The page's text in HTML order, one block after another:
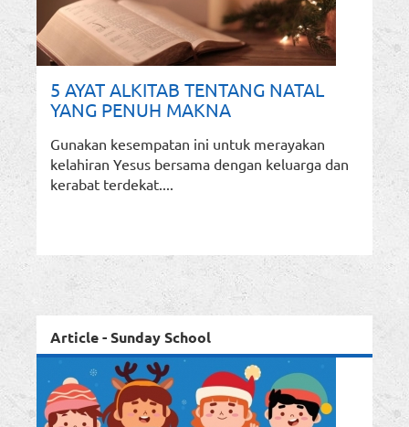
5 AYAT ALKITAB TENTANG NATAL
YANG PENUH MAKNA
Gunakan kesempatan ini untuk merayakan
kelahiran Yesus bersama dengan keluarga dan
kerabat terdekat....
Article - Sunday School